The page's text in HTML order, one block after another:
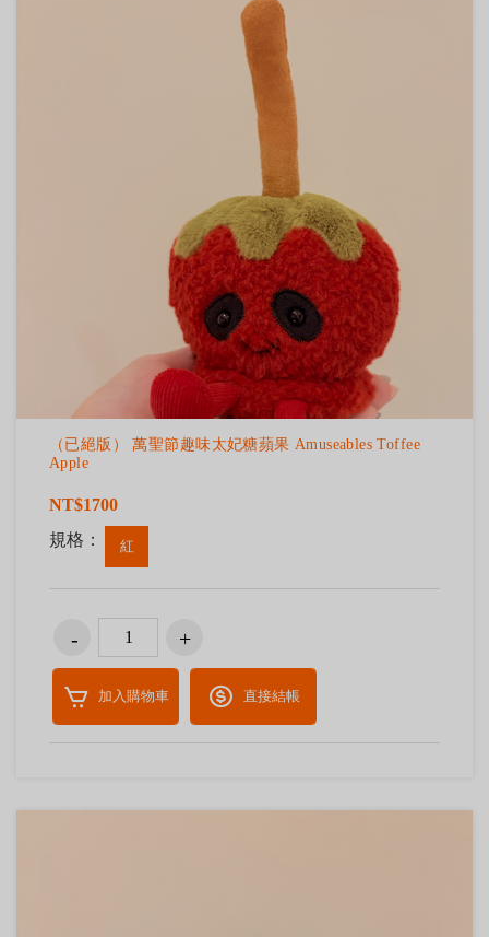
（已絕版） 萬聖節趣味太妃糖蘋果 Amuseables Toffee
Apple
NT$1700
規格：
紅
加入購物車 直接結帳